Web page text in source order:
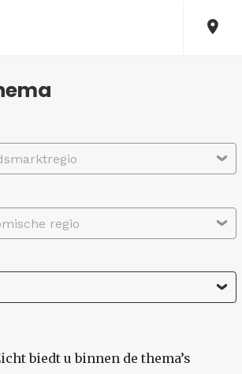
regio
biedt u binnen de thema’s